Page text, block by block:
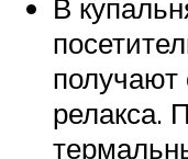
В
релакса.